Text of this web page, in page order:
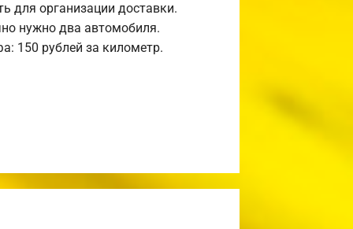
для организации доставки.
нужно два автомобиля.
150 рублей за километр.